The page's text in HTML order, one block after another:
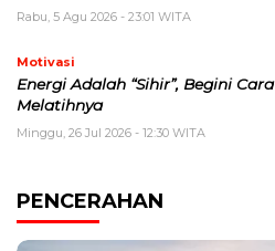
Rabu, 5 Agu 2026 - 23:01 WITA
Motivasi
Energi Adalah “Sihir”, Begini Cara
Melatihnya
Minggu, 26 Jul 2026 - 12:30 WITA
PENCERAHAN